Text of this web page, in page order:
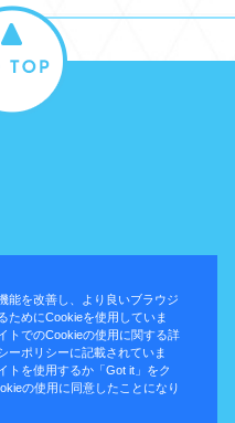
能を改善し、より良いブラウジ
ためにCookieを使用していま
トでのCookieの使用に関する詳
ーポリシーに記載されていま
トを使用するか「Got it」をク
の使用に同意したことになり